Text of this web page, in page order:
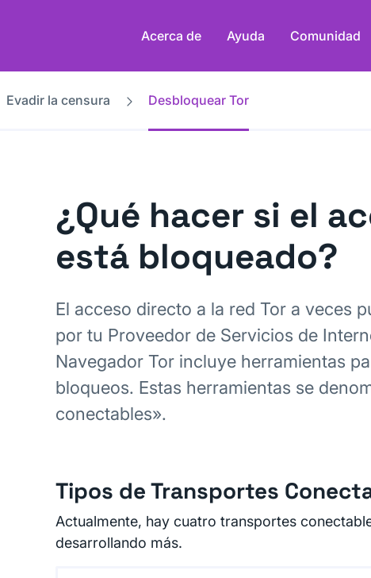
Acerca de Ayuda Comunidad
Evadir la censura Desbloquear Tor
¿Qué hacer si el
está bloqueado?
El acceso directo a la red Tor a veces
por tu Proveedor de Servicios de
Navegador Tor incluye herramientas
bloqueos. Estas herramientas se
conectables».
Tipos de Transportes
Actualmente, hay cuatro transportes
desarrollando más.